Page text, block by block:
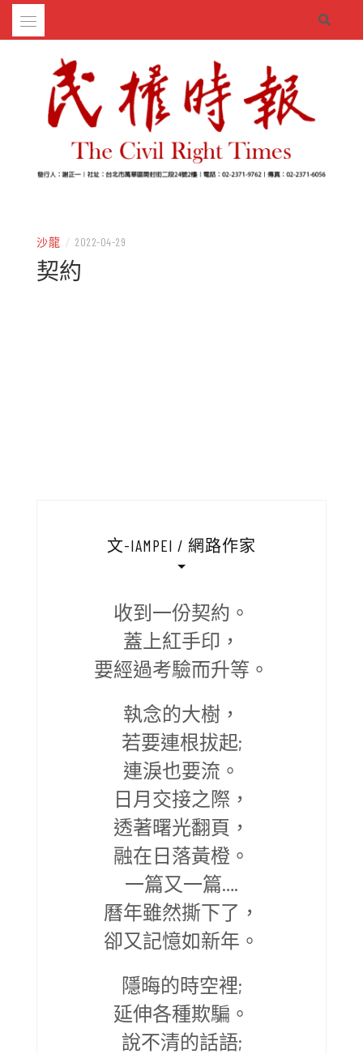
Skip
沙龍 / 2022-04-29
契約
文-IAMPEI / 網路作家
收到一份契約。
蓋上紅手印，
要經過考驗而升等。
執念的大樹，
若要連根拔起;
連淚也要流。
日月交接之際，
透著曙光翻頁，
融在日落黃橙。
一篇又一篇….
曆年雖然撕下了，
卻又記憶如新年。
隱晦的時空裡;
延伸各種欺騙。
說不清的話語;